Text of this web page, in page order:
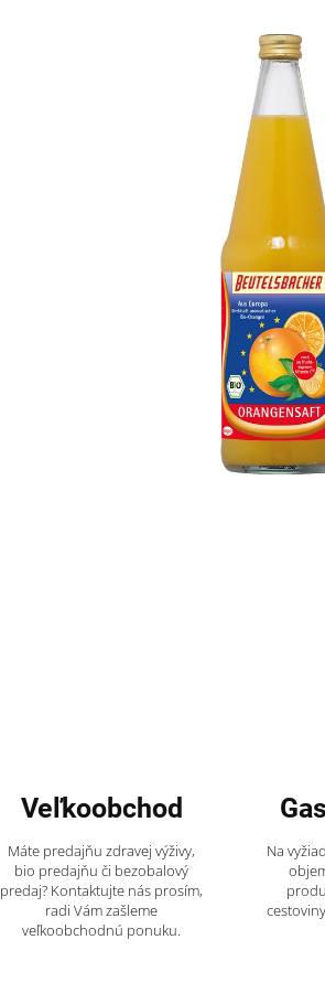
Veľkoobchod
Máte predajňu zdravej výživy,
bio predajňu či bezobalový
predaj? Kontaktujte nás prosím,
radi Vám zašleme
veľkoobchodnú ponuku.
Na